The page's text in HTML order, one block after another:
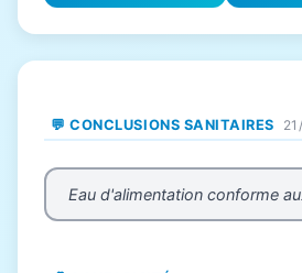
💬 CONCLUSIONS SANITAIRES
Eau d'alimentation conforme